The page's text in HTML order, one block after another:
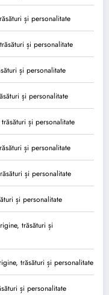
și personalitate
și personalitate
și personalitate
și personalitate
și personalitate
și personalitate
și personalitate
și personalitate
trăsături și
trăsături și personalitate
și personalitate